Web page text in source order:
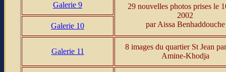
Galerie 9
29 nouvelles photos prises le
2002
par Aissa Benhaddouche
Galerie 10
Galerie 11
8 images du quartier St Jean
Amine-Khodja